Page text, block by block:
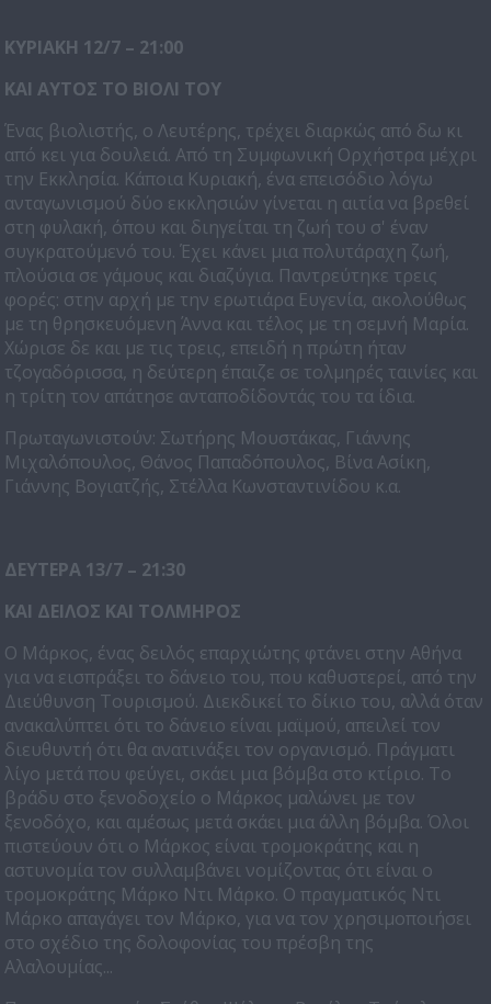
ΚΥΡΙΑΚΗ 12/7 – 21:00
ΚΑΙ ΑΥΤΟΣ ΤΟ ΒΙΟΛΙ ΤΟΥ
Ένας βιολιστής, ο Λευτέρης, τρέχει διαρκώς από δω κι
από κει για δουλειά. Από τη Συμφωνική Ορχήστρα μέχρι
την Εκκλησία. Κάποια Κυριακή, ένα επεισόδιο λόγω
ανταγωνισμού δύο εκκλησιών γίνεται η αιτία να βρεθεί
στη φυλακή, όπου και διηγείται τη ζωή του σ' έναν
συγκρατούμενό του. Έχει κάνει μια πολυτάραχη ζωή,
πλούσια σε γάμους και διαζύγια. Παντρεύτηκε τρεις
φορές: στην αρχή με την ερωτιάρα Ευγενία, ακολούθως
με τη θρησκευόμενη Άννα και τέλος με τη σεμνή Μαρία.
Χώρισε δε και με τις τρεις, επειδή η πρώτη ήταν
τζογαδόρισσα, η δεύτερη έπαιζε σε τολμηρές ταινίες και
η τρίτη τον απάτησε ανταποδίδοντάς του τα ίδια.
Πρωταγωνιστούν: Σωτήρης Μουστάκας, Γιάννης
Μιχαλόπουλος, Θάνος Παπαδόπουλος, Βίνα Ασίκη,
Γιάννης Βογιατζής, Στέλλα Κωνσταντινίδου κ.α.
ΔΕΥΤΕΡΑ 13/7 – 21:30
ΚΑΙ ΔΕΙΛΟΣ ΚΑΙ ΤΟΛΜΗΡΟΣ
Ο Μάρκος, ένας δειλός επαρχιώτης φτάνει στην Αθήνα
για να εισπράξει το δάνειο του, που καθυστερεί, από την
Διεύθυνση Τουρισμού. Διεκδικεί το δίκιο του, αλλά όταν
ανακαλύπτει ότι το δάνειο είναι μαϊμού, απειλεί τον
διευθυντή ότι θα ανατινάξει τον οργανισμό. Πράγματι
λίγο μετά που φεύγει, σκάει μια βόμβα στο κτίριο. Το
βράδυ στο ξενοδοχείο ο Μάρκος μαλώνει με τον
ξενοδόχο, και αμέσως μετά σκάει μια άλλη βόμβα. Όλοι
πιστεύουν ότι ο Μάρκος είναι τρομοκράτης και η
αστυνομία τον συλλαμβάνει νομίζοντας ότι είναι ο
τρομοκράτης Μάρκο Ντι Μάρκο. Ο πραγματικός Ντι
Μάρκο απαγάγει τον Μάρκο, για να τον χρησιμοποιήσει
στο σχέδιο της δολοφονίας του πρέσβη της
Αλαλουμίας...